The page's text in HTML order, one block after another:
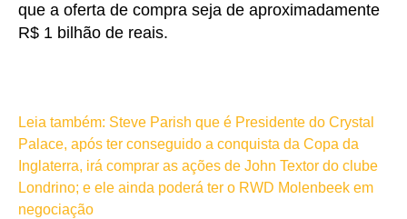
que a oferta de compra seja de aproximadamente
R$ 1 bilhão de reais.
Leia também: Steve Parish que é Presidente do Crystal
Palace, após ter conseguido a conquista da Copa da
Inglaterra, irá comprar as ações de John Textor do clube
Londrino; e ele ainda poderá ter o RWD Molenbeek em
negociação